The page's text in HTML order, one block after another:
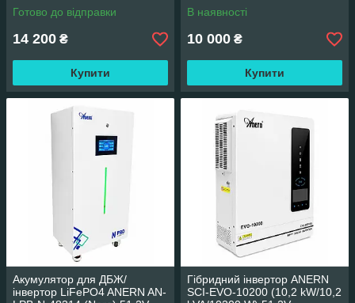
Готово до відправки
14 200 ₴
Купити
В наявності
10 000 ₴
Купити
Акумулятор для ДБЖ/
інвертор LiFePO4 ANERN AN-
Гібридний інвертор ANERN
SCI-EVO-10200 (10,2 kW/10,2